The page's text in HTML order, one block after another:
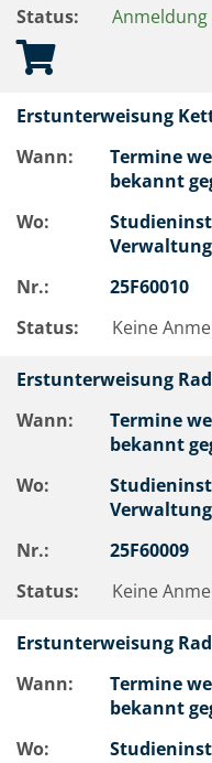
Status:
Erstunterweisung
Wann:
Termine
bekannt
Wo:
Nr.:
25F60010
Status:
Keine
Erstunterweisung
Wann:
Termine
bekannt
Wo:
Nr.:
25F60009
Status:
Keine
Erstunterweisung
Wann:
Termine
bekannt
Wo: